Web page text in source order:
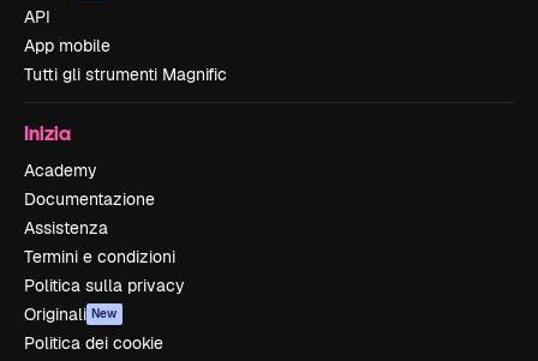
API
App mobile
Tutti gli strumenti Magnific
Inizia
Academy
Documentazione
Assistenza
Termini e condizioni
Politica sulla privacy
Originali New
Politica dei cookie